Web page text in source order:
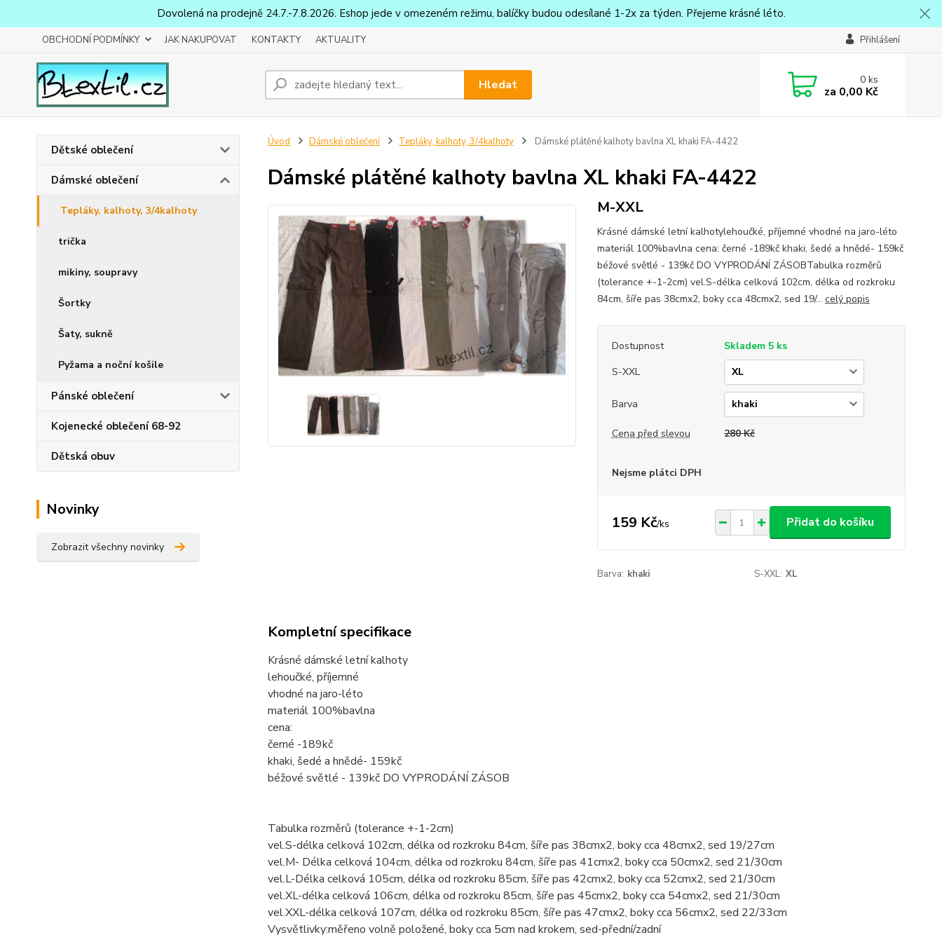
Dovolená na prodejně 24.7.-7.8.2026. Eshop jede v omezeném režimu, balíčky budou odesílané 1-2x za týden. Přejeme krásné léto.
OBCHODNÍ PODMÍNKY JAK NAKUPOVAT KONTAKTY AKTUALITY Přihlášení
Hledat 0ks
za 0,00 Kč
Dětské oblečení
Dámské oblečení
Tepláky, kalhoty, 3/4kalhoty
trička
mikiny, soupravy
Šortky
Šaty, sukně
Pyžama a noční košile
Pánské oblečení
Kojenecké oblečení 68-92
Dětská obuv
Novinky
Zobrazit všechny novinky
Úvod Dámské oblečení Tepláky, kalhoty, 3/4kalhoty Dámské plátěné kalhoty bavlna XL khaki FA-4422
Dámské plátěné kalhoty bavlna XL khaki FA-4422
M-XXL
Krásné dámské letní kalhotylehoučké, příjemné vhodné na jaro-léto
materiál 100%bavlna cena: černé -189kč khaki, šedé a hnědé- 159kč
béžové světlé - 139kč DO VYPRODÁNÍ ZÁSOBTabulka rozměrů
(tolerance +-1-2cm) vel.S-délka celková 102cm, délka od rozkroku
84cm, šíře pas 38cmx2, boky cca 48cmx2, sed 19/... celý popis
Dostupnost
Skladem 5 ks
S-XXL
Barva
Cena před slevou 280 Kč
Nejsme plátci DPH
159 Kč/ks Přidat do košíku
Barva: khaki S-XXL: XL
Kompletní specifikace
Krásné dámské letní kalhoty
lehoučké, příjemné
vhodné na jaro-léto
materiál 100%bavlna
cena:
černé -189kč
khaki, šedé a hnědé- 159kč
béžové světlé - 139kč DO VYPRODÁNÍ ZÁSOB
Tabulka rozměrů (tolerance +-1-2cm)
vel.S-délka celková 102cm, délka od rozkroku 84cm, šíře pas 38cmx2, boky cca 48cmx2, sed 19/27cm
vel.M- Délka celková 104cm, délka od rozkroku 84cm, šíře pas 41cmx2, boky cca 50cmx2, sed 21/30cm
vel.L-Délka celková 105cm, délka od rozkroku 85cm, šíře pas 42cmx2, boky cca 52cmx2, sed 21/30cm
vel.XL-délka celková 106cm, délka od rozkroku 85cm, šíře pas 45cmx2, boky cca 54cmx2, sed 21/30cm
vel.XXL-délka celková 107cm, délka od rozkroku 85cm, šíře pas 47cmx2, boky cca 56cmx2, sed 22/33cm
Vysvětlivky:měřeno volně položené, boky cca 5cm nad krokem, sed-přední/zadní